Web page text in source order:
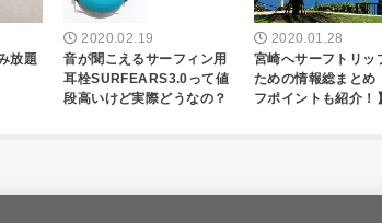
放題
2020.02.19
音が聞こえるサーフィン用
耳栓SURFEARS3.0って値
段高いけど実際どうなの？
2020.01.28
宮崎へサーフトリッ
ための情報総まとめ
フポイントも紹介！】